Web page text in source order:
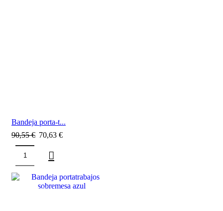
Bandeja porta-t...
90,55€ 70,63 €
SALE